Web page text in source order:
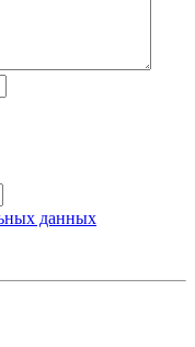
данных